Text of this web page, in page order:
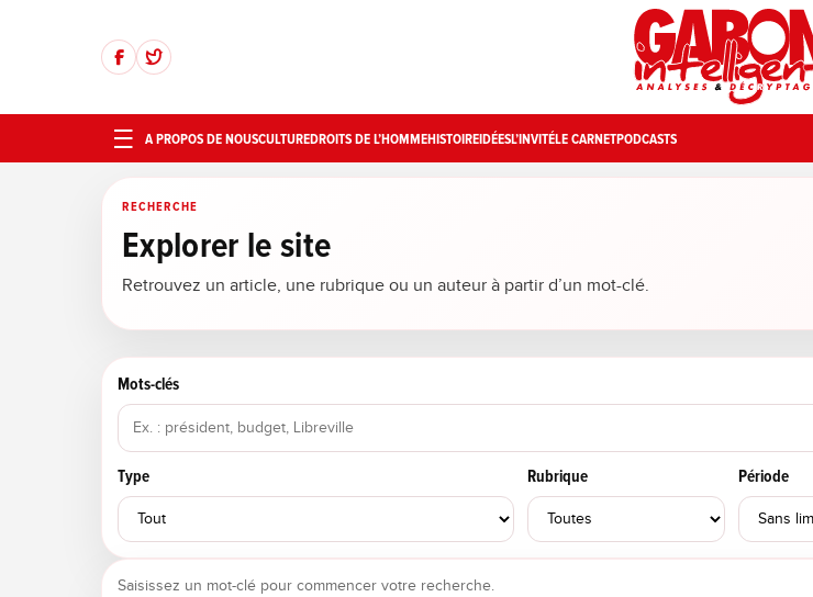
A PROPOS DE NOUSCULTUREDROITS DE L’HOMMEHISTOIREIDÉESL’INVITÉLE CARNETPODCASTS
RECHERCHE
Explorer le site
Retrouvez un article, une rubrique ou un auteur à partir d’un mot-clé.
Mots-clés
Type Rubrique Période
Saisissez un mot-clé pour commencer votre recherche.